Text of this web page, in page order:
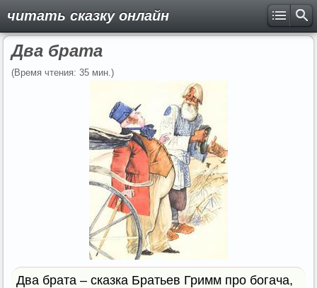
читать сказку онлайн
Два брата
(Время чтения: 35 мин.)
Два брата – сказка Братьев Гримм про богача,